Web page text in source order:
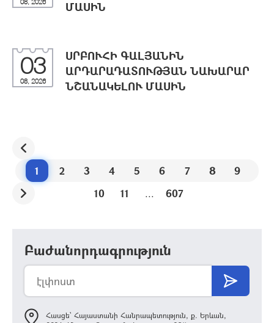
08, 2026
ՄԱՍԻՆ
03
08, 2026
ՍՐԲՈՒՀԻ ԳԱԼՅԱՆԻՆ
ԱՐԴԱՐԱԴԱՏՈՒԹՅԱՆ ՆԱԽԱՐԱՐ
ՆՇԱՆԱԿԵԼՈՒ ՄԱՍԻՆ
1 2 3 4 5 6 7 8
9
10
11 ... 607
Բաժանորդագրություն
Հասցե՝ Հայաստանի Հանրապետություն, ք. Երևան,